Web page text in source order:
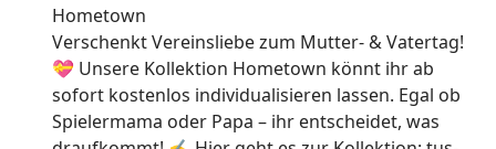
Verschenkt Vereinsliebe zum Mutter- & Vatertag!
💝 Unsere Kollektion Hometown könnt ihr ab
sofort kostenlos individualisieren lassen. Egal ob
Spielermama oder Papa – ihr entscheidet, was